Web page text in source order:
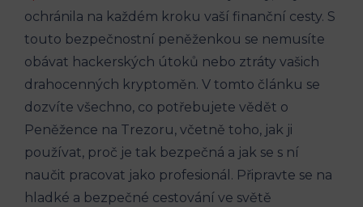
ochránila na každém kroku vaší finanční cesty. S
touto bezpečnostní peněženkou se nemusíte
obávat hackerských útoků nebo ztráty vašich
drahocenných kryptoměn. V tomto článku se
dozvíte všechno, co potřebujete vědět o
Peněžence na Trezoru, včetně toho, jak ji
používat, proč je tak bezpečná a jak se s ní
naučit pracovat jako profesionál. Připravte se na
hladké a bezpečné cestování ve světě